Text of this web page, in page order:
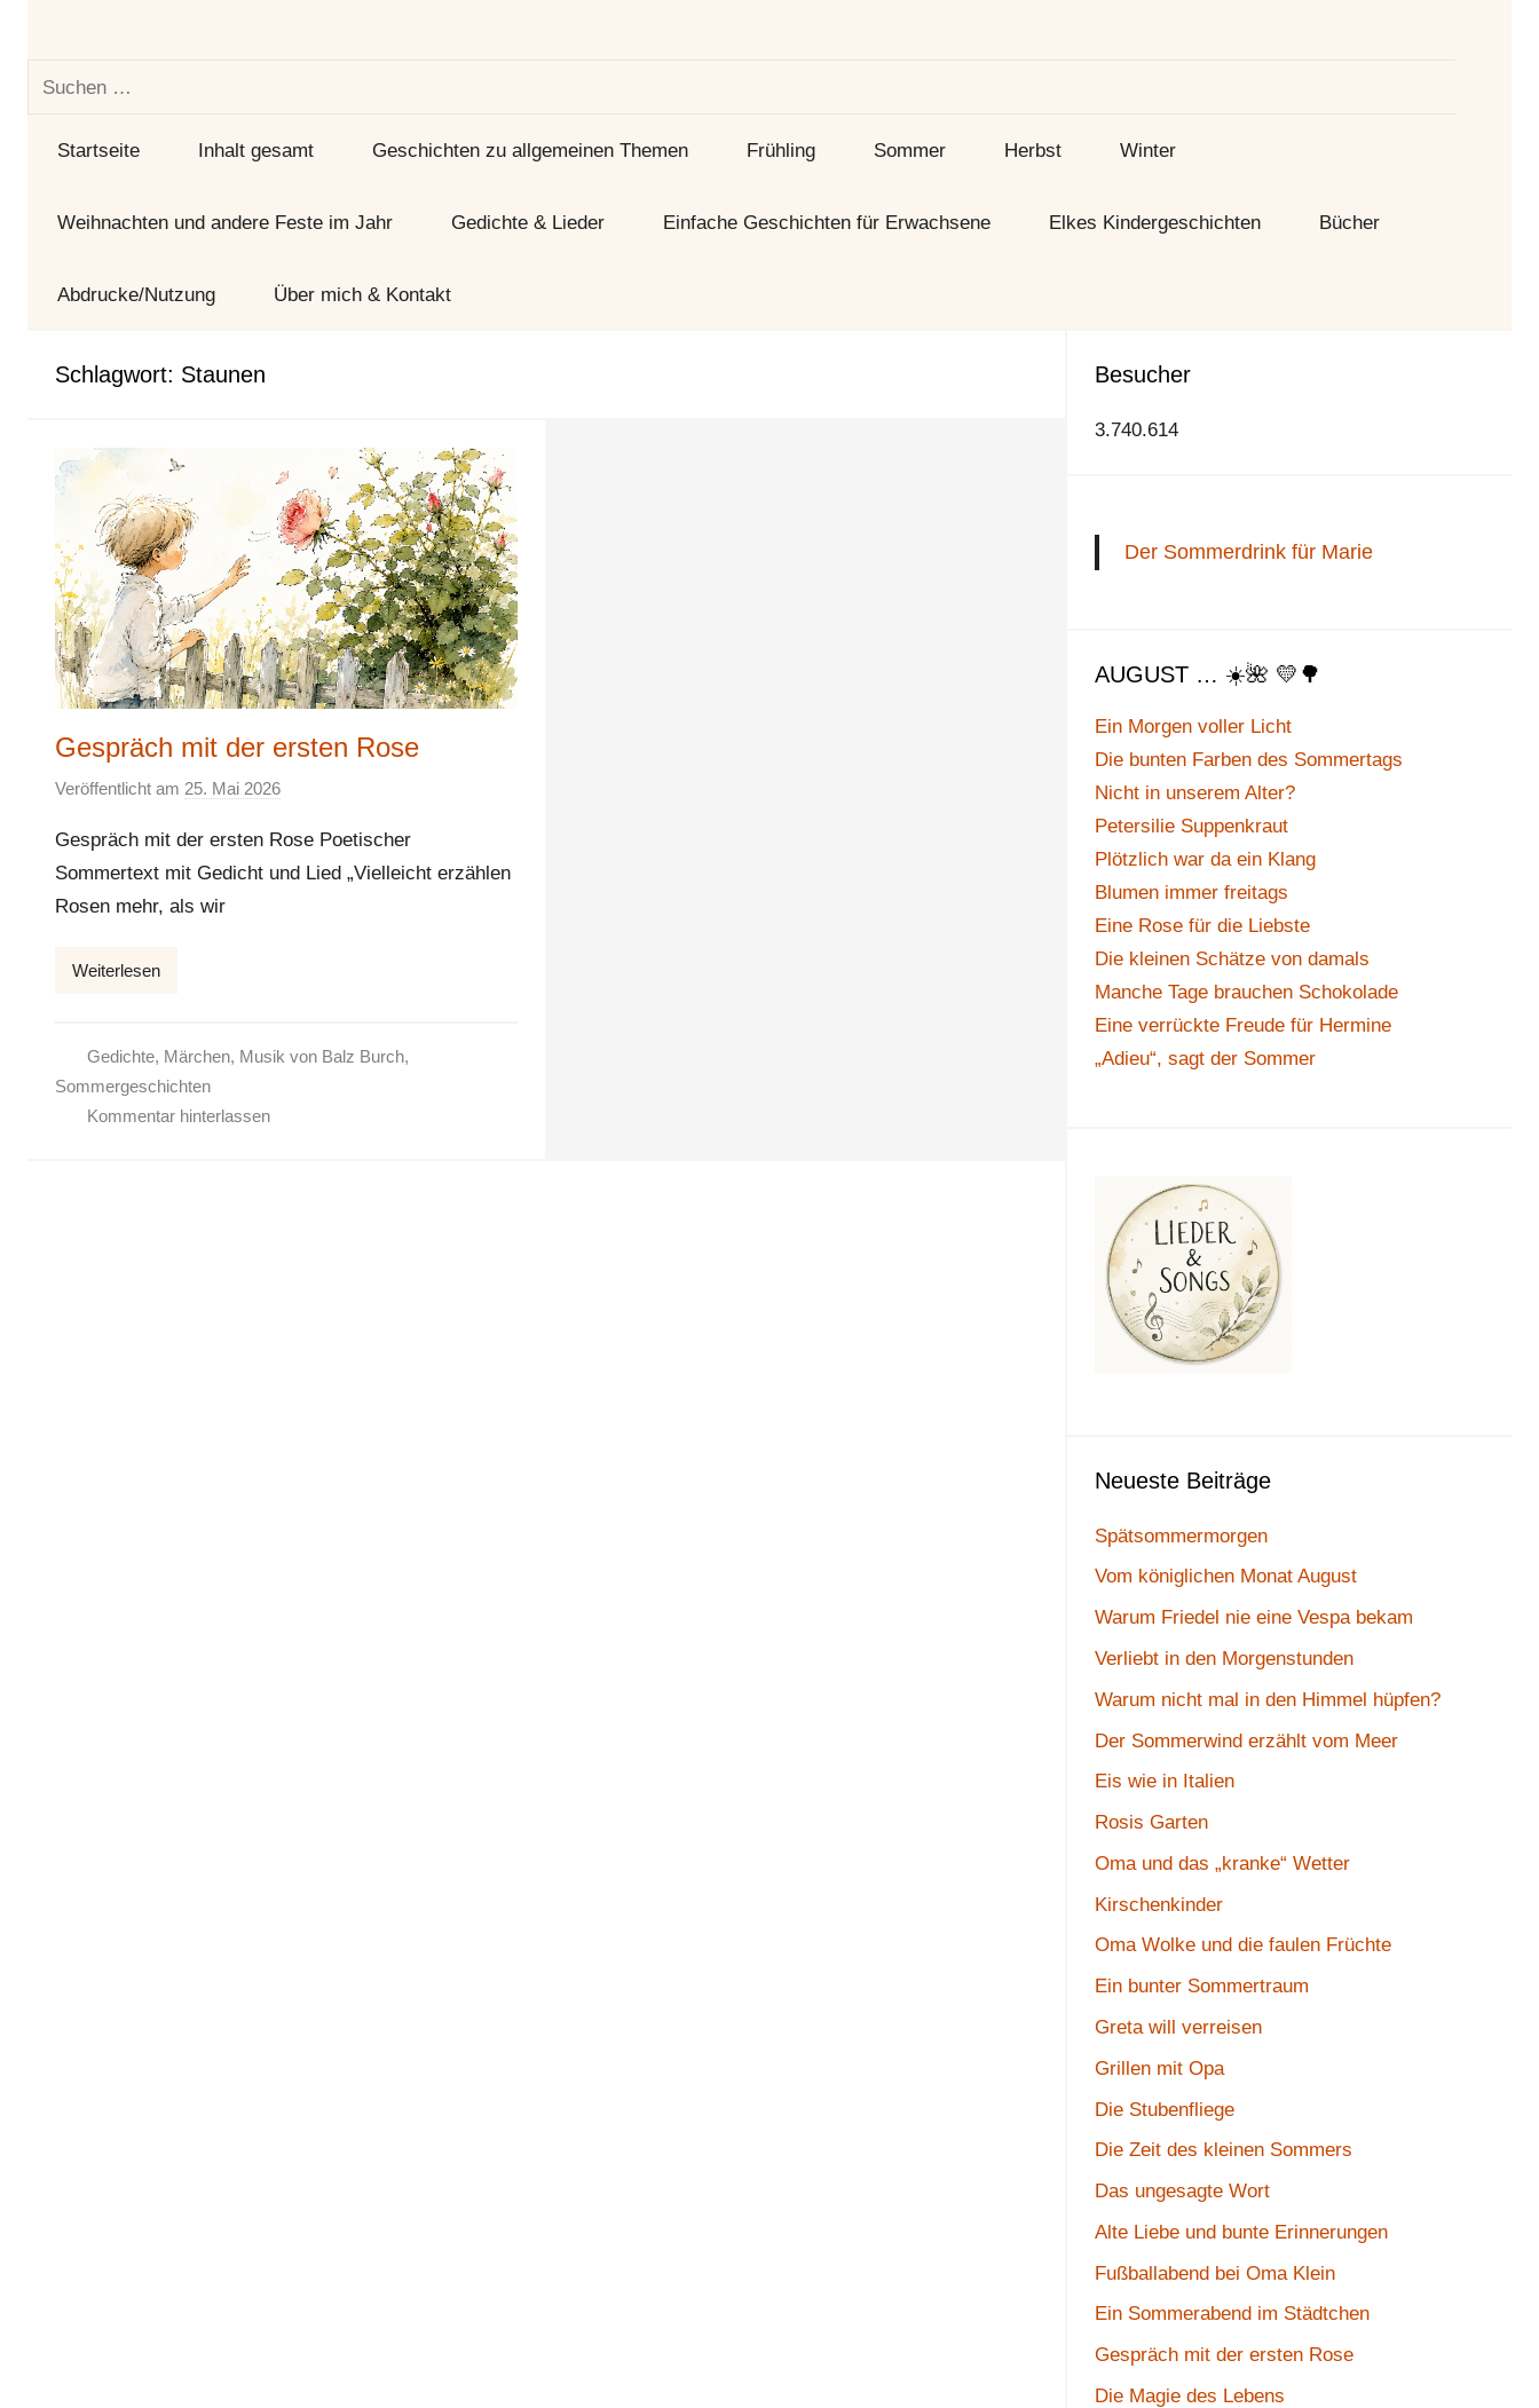
Suchen
Startseite
Inhalt gesamt Geschichten zu allgemeinen Themen Frühling Sommer Herbst Winter
Weihnachten und andere Feste im Jahr Gedichte & Lieder Einfache Geschichten für Erwachsene Elkes Kindergeschichten Bücher
Abdrucke/Nutzung Über mich & Kontakt
Schlagwort: Staunen
Gespräch mit der ersten Rose
Veröffentlicht am 25. Mai 2026
n
E
Gespräch mit der ersten Rose Poetischer
Sommertext mit Gedicht und Lied „Vielleicht erzählen
Rosen mehr, als wir
Weiterlesen
Gedichte, Märchen, Musik von Balz Burch,
Sommergeschichten
Kommentar hinterlassen
Besucher
3.740.614
Der Sommerdrink für Marie
AUGUST … ☀️🌺 💛🌳
Ein Morgen voller Licht
Die bunten Farben des Sommertags
Nicht in unserem Alter?
Petersilie Suppenkraut
Plötzlich war da ein Klang
Blumen immer freitags
Eine Rose für die Liebste
Die kleinen Schätze von damals
Manche Tage brauchen Schokolade
Eine verrückte Freude für Hermine
„Adieu“, sagt der Sommer
Neueste Beiträge
Spätsommermorgen
Vom königlichen Monat August
Warum Friedel nie eine Vespa bekam
Verliebt in den Morgenstunden
Warum nicht mal in den Himmel hüpfen?
Der Sommerwind erzählt vom Meer
Eis wie in Italien
Rosis Garten
Oma und das „kranke“ Wetter
Kirschenkinder
Oma Wolke und die faulen Früchte
Ein bunter Sommertraum
Greta will verreisen
Grillen mit Opa
Die Stubenfliege
Die Zeit des kleinen Sommers
Das ungesagte Wort
Alte Liebe und bunte Erinnerungen
Fußballabend bei Oma Klein
Ein Sommerabend im Städtchen
Gespräch mit der ersten Rose
Die Magie des Lebens